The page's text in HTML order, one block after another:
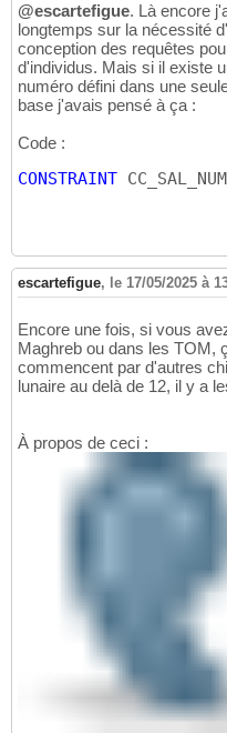
@escartefigue. Là encore
longtemps sur la nécessité
conception des requêtes
d'individus. Mais si il existe
numéro défini dans une
base j'avais pensé à ça :
Code :
CONSTRAINT
escartefigue, le 17/05/2025 à
Encore une fois, si vous
Maghreb ou dans les TOM,
commencent par d'autres
lunaire au delà de 12, il y a
À propos de ceci :